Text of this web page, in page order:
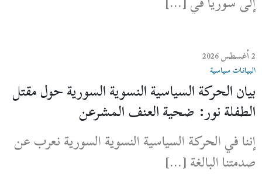
البيانات سياسية
بيان الحركة السياسية النسوية السورية حول مقتل
الطفلة نور: ضحية العنف المشرعن
إننا في الحركة السياسية النسوية السورية نعرب عن
صدمتنا البالغة […]